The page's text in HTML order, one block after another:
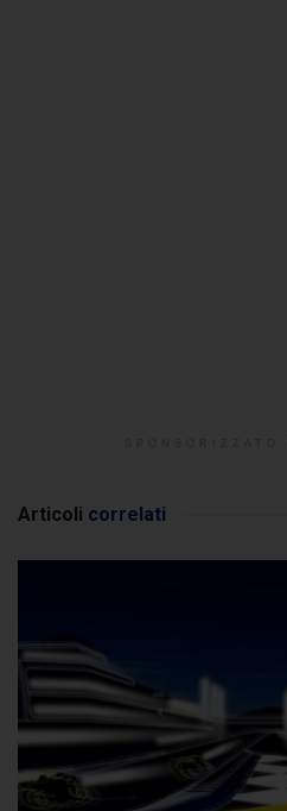
Articoli correlati